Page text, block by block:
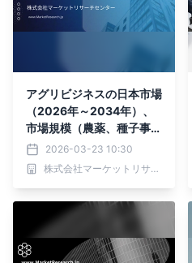
アグリビジネスの日本市場
（2026年～2034年）、
市場規模（農薬、種子事
業、育種、機械・設備、農
薬、種子事業、育種、機
械・設備）・分析レポート
2026-03-23 10:30
株式会社マーケットリサーチセンター